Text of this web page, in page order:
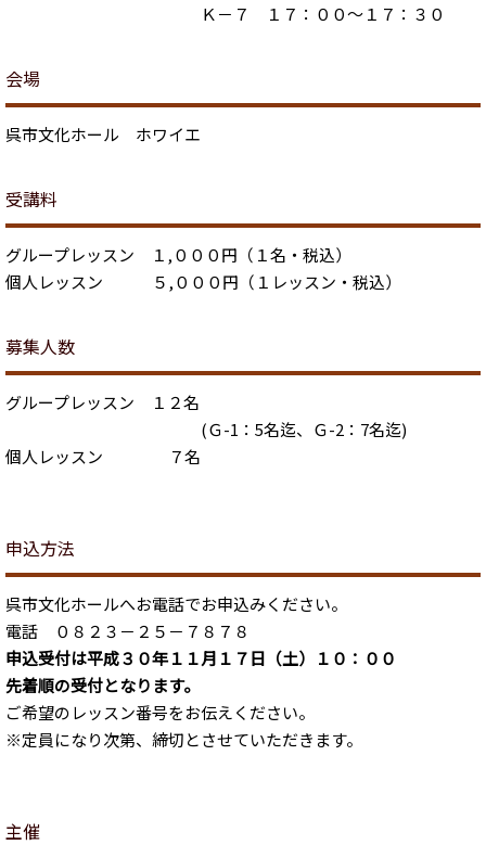
Ｋ－７ １７：００～１７：３０
会場
呉市文化ホール ホワイエ
受講料
グループレッスン １,０００円（１名・税込）
個人レッスン ５,０００円（１レッスン・税込）
募集人数
グループレッスン １２名
(Ｇ-1：5名迄、Ｇ-2：7名迄)
個人レッスン ７名
申込方法
呉市文化ホールへお電話でお申込みください。
電話 ０８２３－２５－７８７８
申込受付は平成３０年１１月１７日（土）１０：００
先着順の受付となります。
ご希望のレッスン番号をお伝えください。
※定員になり次第、締切とさせていただきます。
主催